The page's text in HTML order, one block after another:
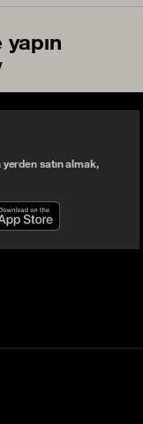
satın almak,